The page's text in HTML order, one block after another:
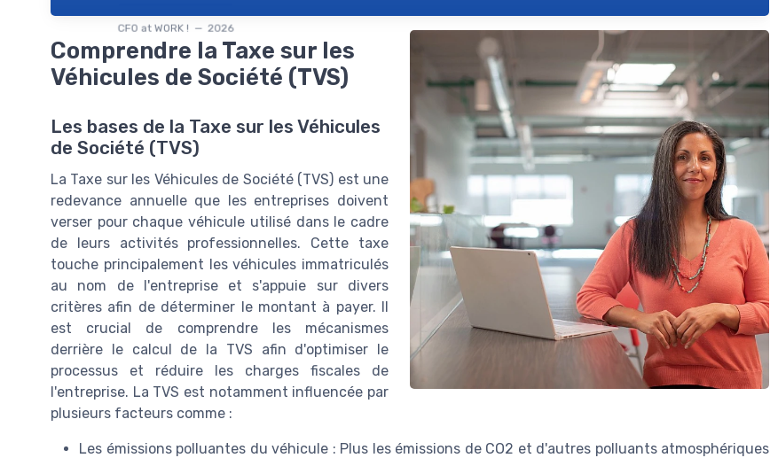
CFO at WORK ! — 2026
Comprendre la Taxe sur les
Véhicules de Société (TVS)
Les bases de la Taxe sur les Véhicules
de Société (TVS)
La Taxe sur les Véhicules de Société (TVS) est une
redevance annuelle que les entreprises doivent
verser pour chaque véhicule utilisé dans le cadre
de leurs activités professionnelles. Cette taxe
touche principalement les véhicules immatriculés
au nom de l'entreprise et s'appuie sur divers
critères afin de déterminer le montant à payer. Il
est crucial de comprendre les mécanismes
derrière le calcul de la TVS afin d'optimiser le
processus et réduire les charges fiscales de
l'entreprise. La TVS est notamment influencée par
plusieurs facteurs comme :
Les émissions polluantes du véhicule : Plus les émissions de CO2 et d'autres polluants atmosphériques